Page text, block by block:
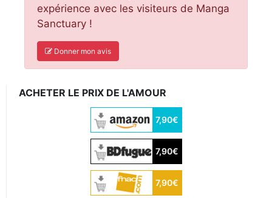
expérience avec les visiteurs de Manga
Sanctuary !
Donner mon avis
ACHETER LE PRIX DE L'AMOUR
7,90€
7,90€
7,90€